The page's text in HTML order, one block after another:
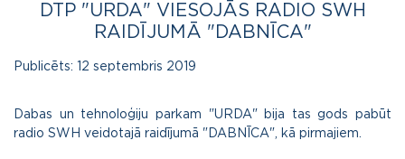
DTP "URDA" VIESOJĀS RADIO SWH
RAIDĪJUMĀ "DABNĪCA"
Publicēts: 12 septembris 2019
Dabas un tehnoloģiju parkam "URDA" bija tas gods pabūt
radio SWH veidotajā raidījumā "DABNĪCA", kā pirmajiem.